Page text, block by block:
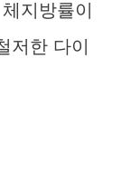
지방률이
저한 다이